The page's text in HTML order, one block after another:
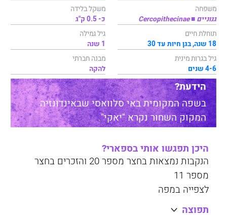
משפחה
גנוניים ■ Cercopithecinae
תוחלת חיים
18 שנה, בגן חיות עד 30
גיל בגרות מינית
4-6 שנים
משקל בלידה
כ- 0.5 ק"ג
גיל גמילה
1 שנה
מבנה חברתי
להקה
הידעת?
בשפה המקומית באי סלוואסי שבאינדונזיה
המקוק השחור נקרא "יאקי".
היכן תפגשו אותי בספארי?
הנקבות נמצאות בחצר מספר 20 והזכרים בחצר
מספר 11
לצפייה במפה
תפוצה